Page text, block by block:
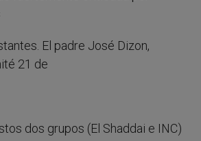
El padre José Dizon,
21 de
dos grupos (El Shaddai e INC)